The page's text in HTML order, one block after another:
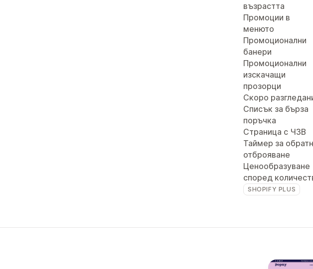
възрастта
Промоции в
менюто
Промоционални
банери
Промоционални
изскачащи
прозорци
Скоро
Списък за бърза
поръчка
Страница с ЧЗВ
Таймер за
отброяване
Ценообразуване
според
SHOPIFY PLUS